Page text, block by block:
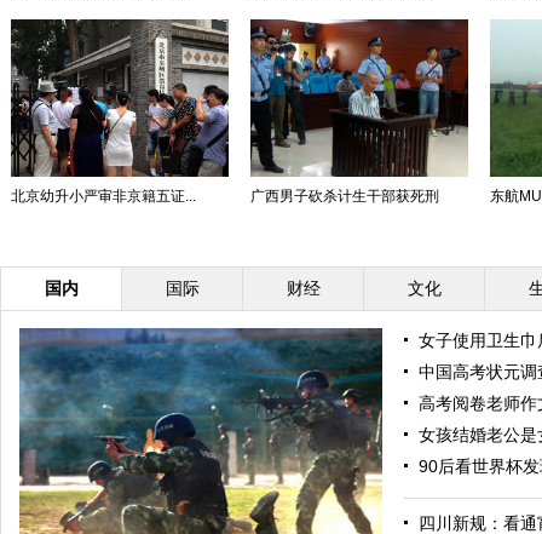
北京幼升小严审非京籍五证... 广西男子砍杀计生干部获死刑 东航
国内 国际 财经 文化
女子使用卫生
中国高考状元
高考阅卷老师
女孩结婚老公
90后看世界杯
四川新规：看